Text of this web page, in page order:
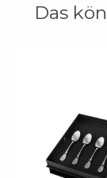
Das
Produkt-